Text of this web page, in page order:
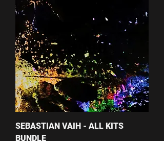
SEBASTIAN VAIH - ALL KITS
BUNDLE